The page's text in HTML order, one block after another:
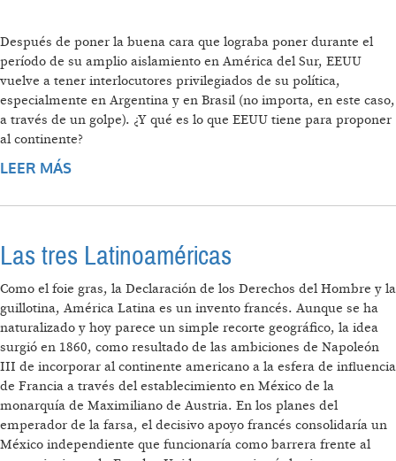
Después de poner la buena cara que lograba poner durante el
período de su amplio aislamiento en América del Sur, EEUU
vuelve a tener interlocutores privilegiados de su política,
especialmente en Argentina y en Brasil (no importa, en este caso,
a través de un golpe). ¿Y qué es lo que EEUU tiene para proponer
al continente?
LEER MÁS
Las tres Latinoaméricas
Como el foie gras, la Declaración de los Derechos del Hombre y la
guillotina, América Latina es un invento francés. Aunque se ha
naturalizado y hoy parece un simple recorte geográfico, la idea
surgió en 1860, como resultado de las ambiciones de Napoleón
III de incorporar al continente americano a la esfera de influencia
de Francia a través del establecimiento en México de la
monarquía de Maximiliano de Austria. En los planes del
emperador de la farsa, el decisivo apoyo francés consolidaría un
México independiente que funcionaría como barrera frente al